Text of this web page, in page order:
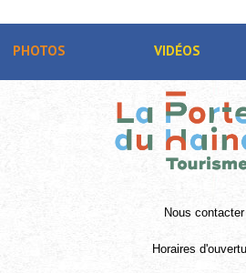
PHOTOS VIDÉOS
Nous contacter
Horaires